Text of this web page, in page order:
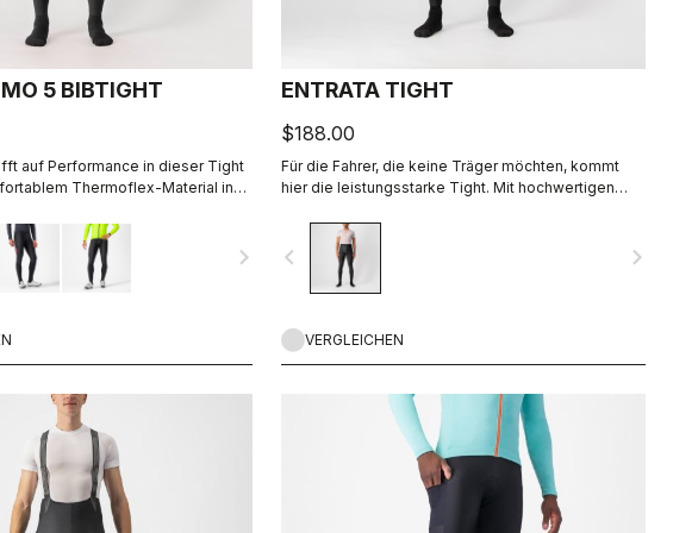
5 BIBTIGHT
auf Performance in dieser Tight
Thermoflex-Material in
am Unterschenkel als
Besonders gut, wenn Sie keine
Winter wollen.
navigate_next
ENTRATA TIGHT
$188.00
Für die Fahrer, die keine Träger möchten, kommt
hier die leistungsstarke Tight. Mit hochwertigen
reduzierten Nahtmuster hält diese Tight Sie einfach
warm und bequem an allen außer den kältesten
navigate_before navigate_next
VERGLEICHEN